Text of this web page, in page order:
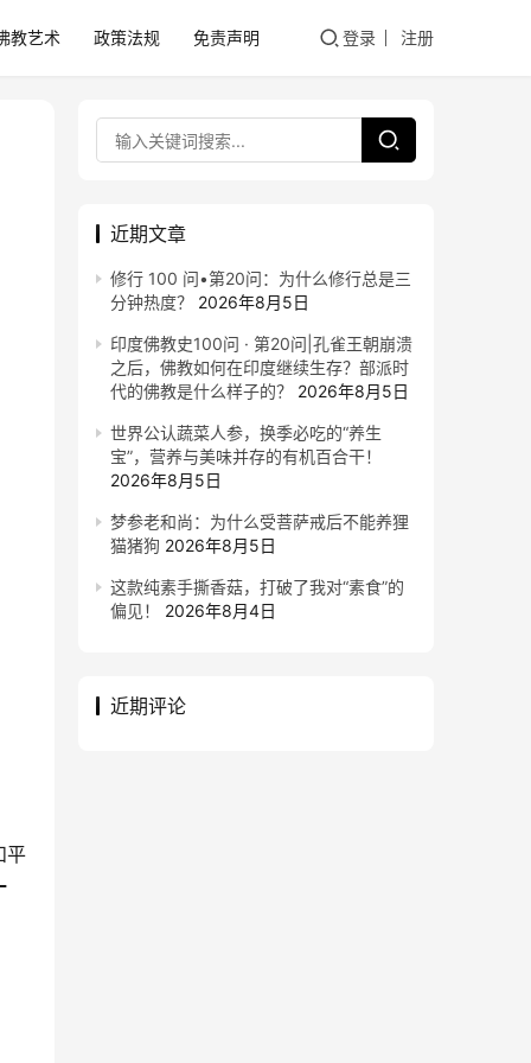
教艺术 政策法规 免责声明 登录 注册
平
近期文章
修行 100 问•第20问：为什么修行总是三
分钟热度？
2026年8月5日
印度佛教史100问 · 第20问|孔雀王朝崩溃
之后，佛教如何在印度继续生存？部派时
代的佛教是什么样子的？
2026年8月5日
世界公认蔬菜人参，换季必吃的“养生
宝”，营养与美味并存的有机百合干！
2026年8月5日
梦参老和尚：为什么受菩萨戒后不能养狸
猫猪狗 2026年8月5日
这款纯素手撕香菇，打破了我对“素食”的
偏见！
2026年8月4日
近期评论